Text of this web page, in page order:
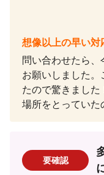
想像以上の早い対
問い合わせたら、
お願いしました。
たので驚きまし
場所をとっていた
要確認